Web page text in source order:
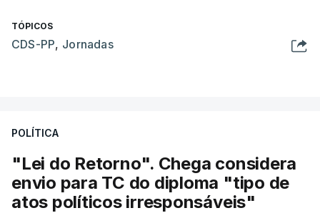
TÓPICOS
CDS-PP, Jornadas
POLÍTICA
"Lei do Retorno". Chega considera
envio para TC do diploma "tipo de
atos políticos irresponsáveis"